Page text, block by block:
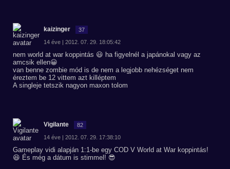
kaizinger 37
14 éve | 2012. 07. 29. 18:05:42
nem world at war koppintás 😃 ha figyelnél a japánokal vagy az
amcsik ellen😀
van benne zombie mód is de nem a legjobb nehézséget nem
éreztem be 12 vittem azt killéptem
A singleje tetszik nagyon maxon tolom
Vigilante 82
14 éve | 2012. 07. 29. 17:38:10
Gameplay vidi alapján 1:1-be egy COD V World at War koppintás!
😆 És még a dátum is stimmel! 😎